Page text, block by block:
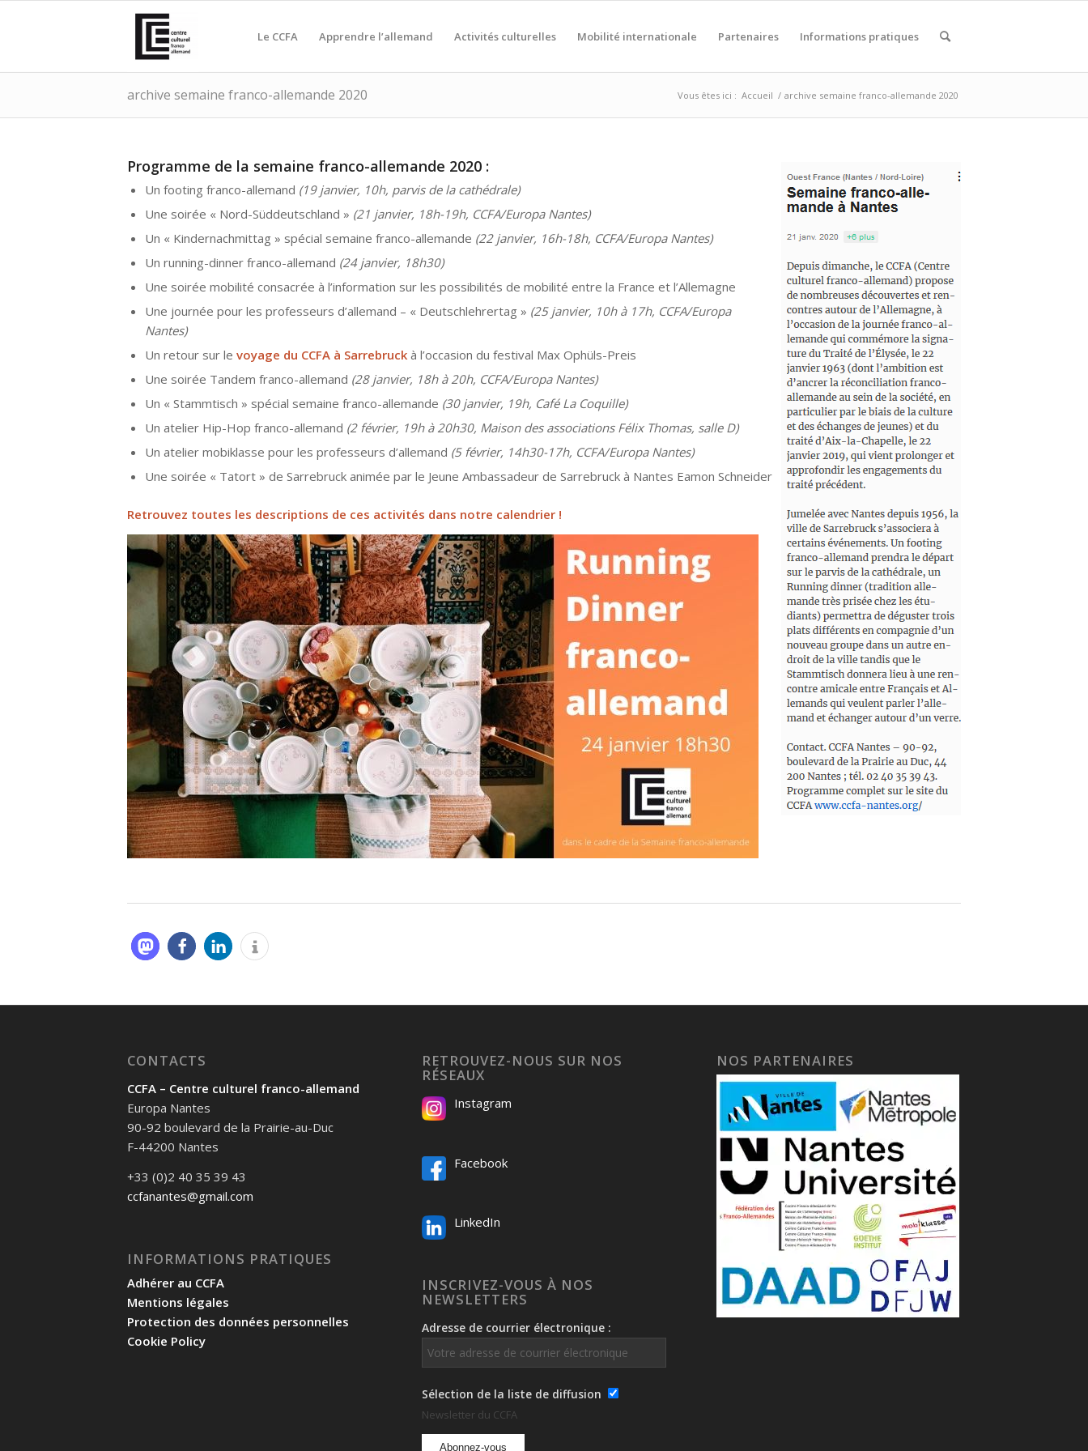
Le CCFA Apprendre l’allemand Activités culturelles Mobilité internationale Partenaires Informations pratiques
archive semaine franco-allemande 2020 Vous êtes ici : Accueil / archive semaine franco-allemande 2020
Programme de la semaine franco-allemande 2020 :
Un footing franco-allemand (19 janvier, 10h, parvis de la cathédrale)
Une soirée « Nord-Süddeutschland » (21 janvier, 18h-19h, CCFA/Europa Nantes)
Un « Kindernachmittag » spécial semaine franco-allemande (22 janvier, 16h-18h, CCFA/Europa Nantes)
Un running-dinner franco-allemand (24 janvier, 18h30)
Une soirée mobilité consacrée à l’information sur les possibilités de mobilité entre la France et l’Allemagne
Une journée pour les professeurs d’allemand – « Deutschlehrertag » (25 janvier, 10h à 17h, CCFA/Europa
Nantes)
Un retour sur le voyage du CCFA à Sarrebruck à l’occasion du festival Max Ophüls-Preis
Une soirée Tandem franco-allemand (28 janvier, 18h à 20h, CCFA/Europa Nantes)
Un « Stammtisch » spécial semaine franco-allemande (30 janvier, 19h, Café La Coquille)
Un atelier Hip-Hop franco-allemand (2 février, 19h à 20h30, Maison des associations Félix Thomas, salle D)
Un atelier mobiklasse pour les professeurs d’allemand (5 février, 14h30-17h, CCFA/Europa Nantes)
Une soirée « Tatort » de Sarrebruck animée par le Jeune Ambassadeur de Sarrebruck à Nantes Eamon Schneider
Retrouvez toutes les descriptions de ces activités dans notre calendrier !
CONTACTS
CCFA – Centre culturel franco-allemand
Europa Nantes
90-92 boulevard de la Prairie-au-Duc
F-44200 Nantes
+33 (0)2 40 35 39 43
ccfanantes@gmail.com
INFORMATIONS PRATIQUES
Adhérer au CCFA
Mentions légales
Protection des données personnelles
Cookie Policy
RETROUVEZ-NOUS SUR NOS
RÉSEAUX
Instagram
Facebook
LinkedIn
INSCRIVEZ-VOUS À NOS
NEWSLETTERS
Adresse de courrier électronique :
Sélection de la liste de diffusion
Newsletter du CCFA
NOS PARTENAIRES